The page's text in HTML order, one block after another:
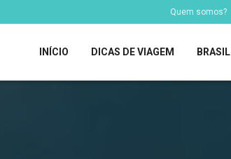
Quem somos?
INÍCIO DICAS DE VIAGEM BRASIL